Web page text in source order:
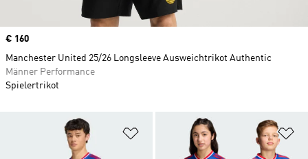
Zur Wunschliste hinzufügen
Price
€ 160
Manchester United 25/26 Longsleeve Ausweichtrikot Authentic
Männer Performance
Spielertrikot